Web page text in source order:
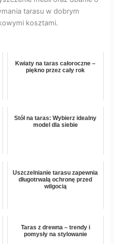
tarasu w dobrym
kosztami.
Kwiaty na taras całoroczne –
piękno przez cały rok
Stół na taras: Wybierz idealny
model dla siebie
Uszczelnianie tarasu zapewnia
długotrwałą ochronę przed
wilgocią
Taras z drewna – trendy i
pomysły na stylowanie